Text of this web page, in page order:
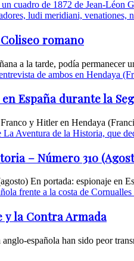
romano
a la tarde, podía
España durante la
y Hitler en Hendaya
– Número 310
En portada: espionaje en
y la Contra Armada
española han sido peor